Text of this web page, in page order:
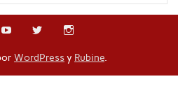
WordPressy Rubine.